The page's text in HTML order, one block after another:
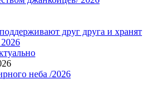
друг друга и хранят
неба /2026